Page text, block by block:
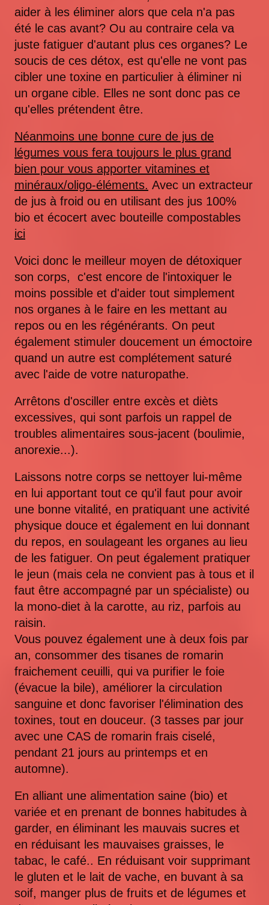
aider à les éliminer alors que cela n'a pas
été le cas avant? Ou au contraire cela va
juste fatiguer d'autant plus ces organes? Le
soucis de ces détox, est qu'elle ne vont pas
cibler une toxine en particulier à éliminer ni
un organe cible. Elles ne sont donc pas ce
qu'elles prétendent être.
Néanmoins une bonne cure de jus de
légumes vous fera toujours le plus grand
bien pour vous apporter vitamines et
minéraux/oligo-éléments. Avec un extracteur
de jus à froid ou en utilisant des jus 100%
bio et écocert avec bouteille compostables
ici
Voici donc le meilleur moyen de détoxiquer
son corps, c'est encore de l'intoxiquer le
moins possible et d'aider tout simplement
nos organes à le faire en les mettant au
repos ou en les régénérants. On peut
également stimuler doucement un émoctoire
quand un autre est complétement saturé
avec l'aide de votre naturopathe.
Arrêtons d'osciller entre excès et dièts
excessives, qui sont parfois un rappel de
troubles alimentaires sous-jacent (boulimie,
anorexie...).
Laissons notre corps se nettoyer lui-même
en lui apportant tout ce qu'il faut pour avoir
une bonne vitalité, en pratiquant une activité
physique douce et également en lui donnant
du repos, en soulageant les organes au lieu
de les fatiguer. On peut également pratiquer
le jeun (mais cela ne convient pas à tous et il
faut être accompagné par un spécialiste) ou
la mono-diet à la carotte, au riz, parfois au
raisin.
Vous pouvez également une à deux fois par
an, consommer des tisanes de romarin
fraichement ceuilli, qui va purifier le foie
(évacue la bile), améliorer la circulation
sanguine et donc favoriser l'élimination des
toxines, tout en douceur. (3 tasses par jour
avec une CAS de romarin frais ciselé,
pendant 21 jours au printemps et en
automne).
En alliant une alimentation saine (bio) et
variée et en prenant de bonnes habitudes à
garder, en éliminant les mauvais sucres et
en réduisant les mauvaises graisses, le
tabac, le café.. En réduisant voir supprimant
le gluten et le lait de vache, en buvant à sa
soif, manger plus de fruits et de légumes et